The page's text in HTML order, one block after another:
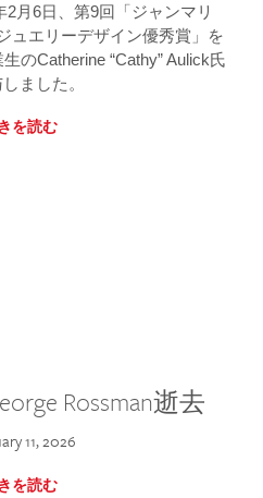
2月6日、第9回「ジャンマリ
ュエリーデザイン優秀賞」を
のCatherine “Cathy” Aulick氏
ました。
を読む
Rossman逝去
11, 2026
を読む